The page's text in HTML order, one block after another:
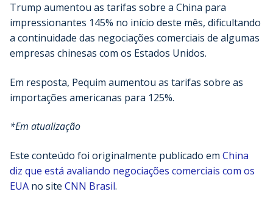
Trump aumentou as tarifas sobre a China para
impressionantes 145% no início deste mês, dificultando
a continuidade das negociações comerciais de algumas
empresas chinesas com os Estados Unidos.
Em resposta, Pequim aumentou as tarifas sobre as
importações americanas para 125%.
*Em atualização
Este conteúdo foi originalmente publicado em China
diz que está avaliando negociações comerciais com os
EUA no site CNN Brasil.